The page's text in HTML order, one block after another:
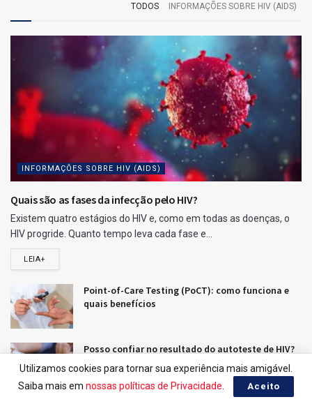
TODOS INFORMAÇÕES SOBRE HIV (AIDS)
INFORMAÇÕES SOBRE HIV (AIDS)
Quais são as fases da infecção pelo HIV?
Existem quatro estágios do HIV e, como em todas as doenças, o
HIV progride. Quanto tempo leva cada fase e...
LEIA+
Point-of-Care Testing (PoCT): como funciona e
quais benefícios
Posso confiar no resultado do autoteste de HIV?
Utilizamos cookies para tornar sua experiência mais amigável.
Saiba mais em nossas políticas de Privacidade Aceito